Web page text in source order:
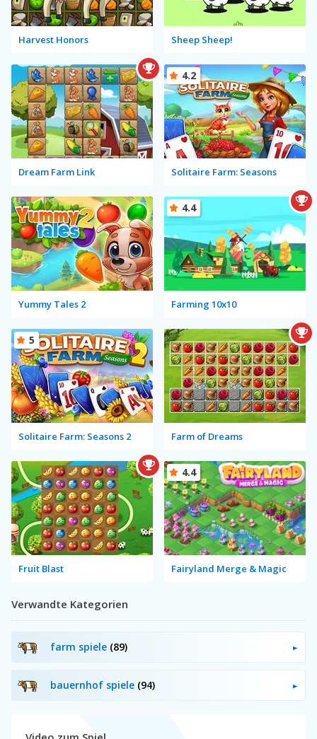
Harvest Honors Sheep Sheep!
Dream Farm Link Solitaire Farm: Seasons
4.2
Yummy Tales 2 Farming 10x10
4.4
Solitaire Farm: Seasons 2
5
Farm of Dreams
Fruit Blast Fairyland Merge & Magic
4.4
Verwandte Kategorien
farm spiele (89)
bauernhof spiele (94)